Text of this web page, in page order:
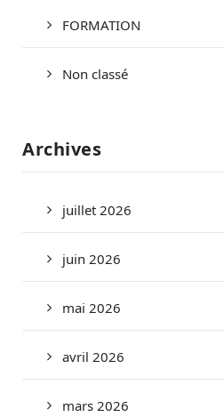
FORMATION
Non classé
Archives
juillet 2026
juin 2026
mai 2026
avril 2026
mars 2026